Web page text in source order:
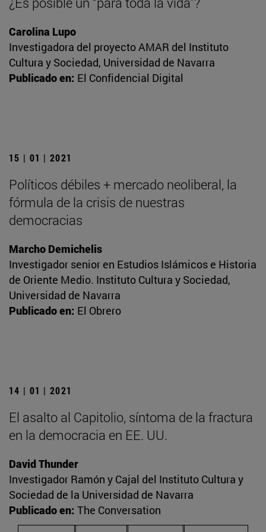
Carolina Lupo
Investigadora del proyecto AMAR del Instituto
Cultura y Sociedad, Universidad de Navarra
Publicado en: El Confidencial Digital
15 | 01 | 2021
Políticos débiles + mercado neoliberal, la
fórmula de la crisis de nuestras
democracias
Marcho Demichelis
Investigador senior en Estudios Islámicos e Historia
de Oriente Medio. Instituto Cultura y Sociedad,
Universidad de Navarra
Publicado en: El Obrero
14 | 01 | 2021
El asalto al Capitolio, síntoma de la fractura
en la democracia en EE. UU.
David Thunder
Investigador Ramón y Cajal del Instituto Cultura y
Sociedad de la Universidad de Navarra
Publicado en: The Conversation